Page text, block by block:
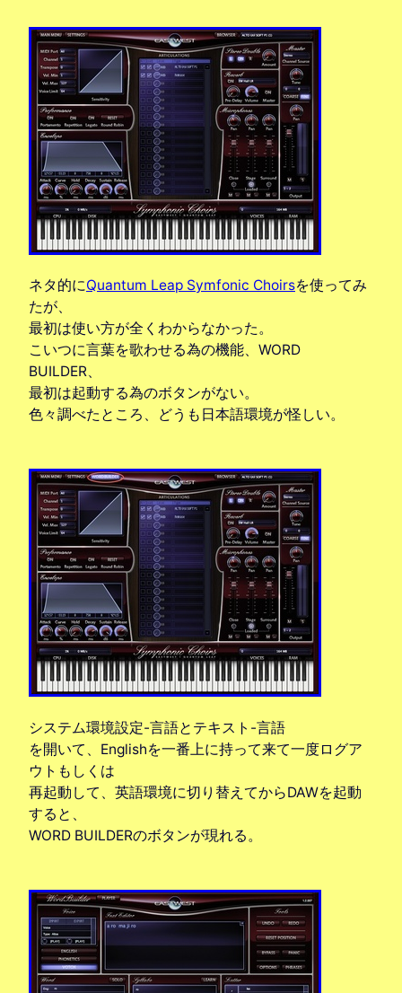
ネタ的にQuantum Leap Symfonic Choirsを使ってみ
たが、
最初は使い方が全くわからなかった。
こいつに言葉を歌わせる為の機能、WORD
BUILDER、
最初は起動する為のボタンがない。
色々調べたところ、どうも日本語環境が怪しい。
システム環境設定-言語とテキスト-言語
を開いて、Englishを一番上に持って来て一度ログア
ウトもしくは
再起動して、英語環境に切り替えてからDAWを起動
すると、
WORD BUILDERのボタンが現れる。